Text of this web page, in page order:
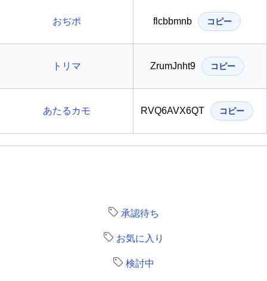
おぢポ flcbbmnb コピー
トリマ ZrumJnht9 コピー
あたるカモ RVQ6AVX6QT コピー
承認待ち
お気に入り
検討中